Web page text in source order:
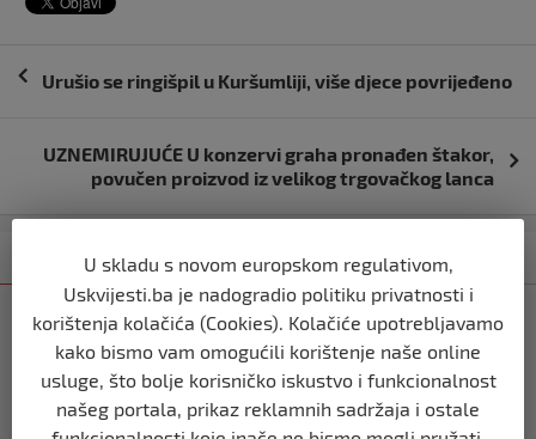
Navigacija
Urušio se ringišpil u Kuršumliji, više djece povrijeđeno
UZNEMIRUJUĆE U konzervi graha pronađen štakor,
povučen proizvod iz velikog trgovačkog lanca
Kategorija Najnovije Najčitanije
REGION
Vulin: Ne smije se odustati od
referenduma
prije 10 mjeseci
U skladu s novom europskom regulativom,
Uskvijesti.ba je nadogradio politiku privatnosti i
korištenja kolačića (Cookies). Kolačiće upotrebljavamo
kako bismo vam omogućili korištenje naše online
usluge, što bolje korisničko iskustvo i funkcionalnost
našeg portala, prikaz reklamnih sadržaja i ostale